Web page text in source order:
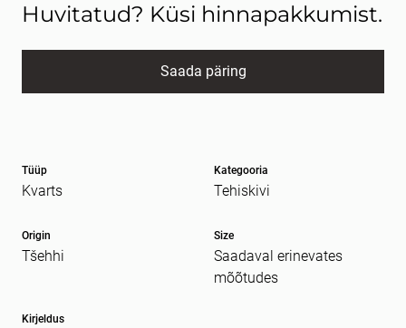
Tüüp
Kvarts
Kategooria
Tehiskivi
Origin
Tšehhi
Size
Saadaval erinevates
mõõtudes
Kirjeldus
Huvitatud? Küsi hinnapakkumist.
Saada päring
E-post
Sõnum kohustuslik *